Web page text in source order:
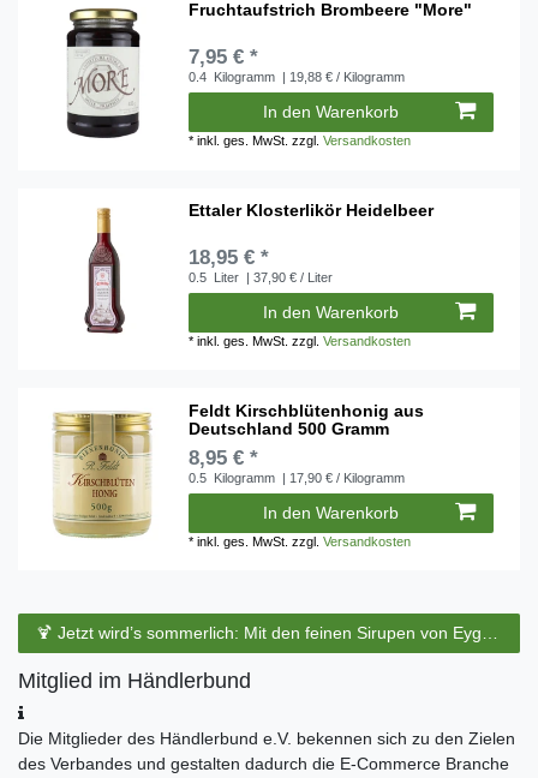
Fruchtaufstrich Brombeere "More"
7,95 € *
0.4 Kilogramm | 19,88 € / Kilogramm
In den Warenkorb
*inkl. ges. MwSt. zzgl.Versandkosten
Ettaler Klosterlikör Heidelbeer
18,95 € *
0.5 Liter | 37,90 € / Liter
In den Warenkorb
*inkl. ges. MwSt. zzgl.Versandkosten
Feldt Kirschblütenhonig aus
Deutschland 500 Gramm
8,95 € *
0.5 Kilogramm | 17,90 € / Kilogramm
In den Warenkorb
*inkl. ges. MwSt. zzgl.Versandkosten
🍹 Jetzt wird’s sommerlich: Mit den feinen Sirupen von Eyguebelle entstehen erfrischende Cocktails und köstliche Sommerdrinks.
Mitglied im Händlerbund
Die Mitglieder des Händlerbund e.V. bekennen sich zu den Zielen
des Verbandes und gestalten dadurch die E-Commerce Branche